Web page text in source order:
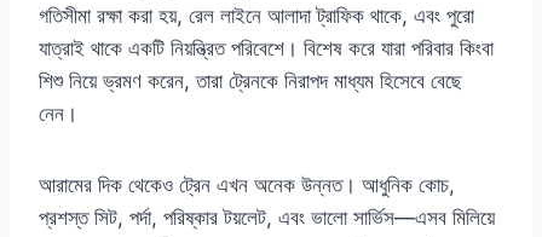
গতিসীমা রক্ষা করা হয়, রেল লাইনে আলাদা ট্রাফিক থাকে, এবং পুরো
যাত্রাই থাকে একটি নিয়ন্ত্রিত পরিবেশে। বিশেষ করে যারা পরিবার কিংবা
শিশু নিয়ে ভ্রমণ করেন, তারা ট্রেনকে নিরাপদ মাধ্যম হিসেবে বেছে
নেন।
আরামের দিক থেকেও ট্রেন এখন অনেক উন্নত। আধুনিক কোচ,
প্রশস্ত সিট, পর্দা, পরিষ্কার টয়লেট, এবং ভালো সার্ভিস—এসব মিলিয়ে